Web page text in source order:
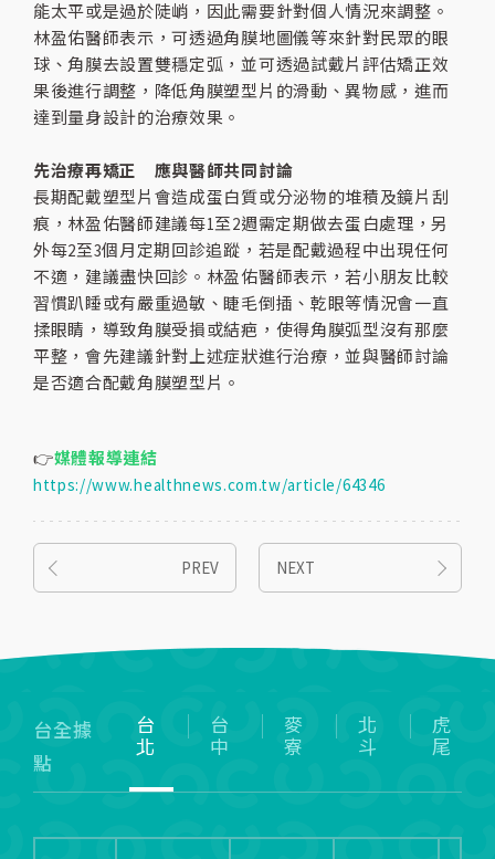
能太平或是過於陡峭，因此需要針對個人情況來調整。
林盈佑醫師表示，可透過角膜地圖儀等來針對民眾的眼
球、角膜去設置雙穩定弧，並可透過試戴片評估矯正效
果後進行調整，降低角膜塑型片的滑動、異物感，進而
達到量身設計的治療效果。
先治療再矯正 應與醫師共同討論
長期配戴塑型片會造成蛋白質或分泌物的堆積及鏡片刮
痕，林盈佑醫師建議每1至2週需定期做去蛋白處理，另
外每2至3個月定期回診追蹤，若是配戴過程中出現任何
不適，建議盡快回診。林盈佑醫師表示，若小朋友比較
習慣趴睡或有嚴重過敏、睫毛倒插、乾眼等情況會一直
揉眼睛，導致角膜受損或結疤，使得角膜弧型沒有那麼
平整，會先建議針對上述症狀進行治療，並與醫師討論
是否適合配戴角膜塑型片。
👉媒體報導連結
https://www.healthnews.com.tw/article/64346
PREV NEXT
台全據
點
台
北
台
中
麥
寮
北
斗
虎
尾